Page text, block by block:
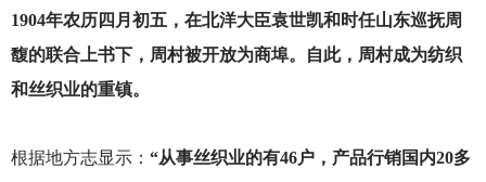
1904年农历四月初五，在北洋大臣袁世凯和时任山东巡抚周
馥的联合上书下，周村被开放为商埠。自此，周村成为纺织
和丝织业的重镇。
根据地方志显示： “从事丝织业的有46户，产品行销国内20多